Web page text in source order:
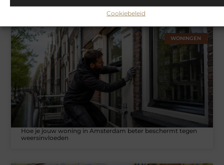
Cookiebeleid
WONINGEN
Hoe je jouw woning in Amsterdam beter beschermt tegen
weersinvloeden